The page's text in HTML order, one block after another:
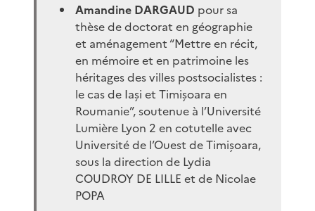
Amandine DARGAUD pour sa
thèse de doctorat en géographie
et aménagement “Mettre en récit,
en mémoire et en patrimoine les
héritages des villes postsocialistes :
le cas de Iași et Timișoara en
Roumanie”, soutenue à l’Université
Lumière Lyon 2 en cotutelle avec
Université de l’Ouest de Timișoara,
sous la direction de Lydia
COUDROY DE LILLE et de Nicolae
POPA